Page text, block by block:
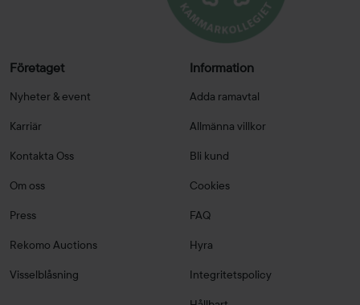
Företaget
Nyheter & event
Karriär
Kontakta Oss
Om oss
Press
Rekomo Auctions
Visselblåsning
Information
Adda ramavtal
Allmänna villkor
Bli kund
Cookies
FAQ
Hyra
Integritetspolicy